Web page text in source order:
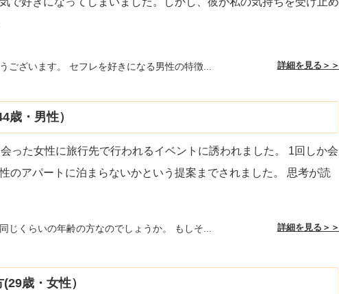
ございます。 セフレを好きになる男性の特徴... 詳細を見る＞＞
歳・男性）
った女性に旅行先で行われるイベントに誘われました。 1回しか会
のアパートに泊まらないかという提案までされました。 思考が読
じくらいの年齢の方なのでしょうか。 もしそ... 詳細を見る＞＞
歳・女性）